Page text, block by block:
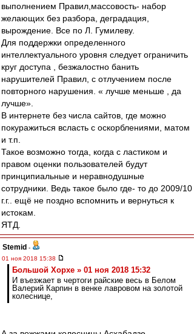
выполнением Правил,массовость- набор
желающих без разбора, деградация,
вырождение. Все по Л. Гумилеву.
Для поддержки определенного
интеллектуального уровня следует ограничить
круг доступа , безжалостно банить
нарушителей Правил, с отлучением после
повторного нарушения. « лучше меньше , да
лучше».
В интернете без числа сайтов, где можно
покуражиться всласть с оскорблениями, матом
и т.п.
Такое возможно тогда, когда с ластиком и
правом оценки пользователей будут
принципиальные и неравнодушные
сотрудники. Ведь такое было где- то до 2009/10
г.г.. ещё не поздно вспомнить и вернуться к
истокам.
ЯТД.
Stemid -
01 ноя 2018 15:38
Большой Хорхе » 01 ноя 2018 15:32
И въезжает в чертоги райские весь в Белом
Валерий Карпин в венке лавровом на золотой
колеснице,